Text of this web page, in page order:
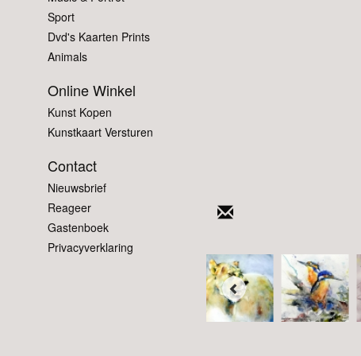
Sport
Dvd's Kaarten Prints
Animals
Online Winkel
Kunst Kopen
Kunstkaart Versturen
Contact
Nieuwsbrief
Reageer
Gastenboek
Privacyverklaring